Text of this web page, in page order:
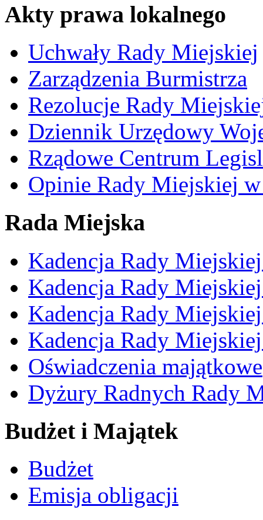
Akty prawa lokalnego
Uchwały Rady Miejskiej
Zarządzenia Burmistrza
Rezolucje Rady
Dziennik Urzędowy
Rządowe Centrum
Opinie Rady Miejskiej w
Rada Miejska
Kadencja Rady
Kadencja Rady
Kadencja Rady
Kadencja Rady
Oświadczenia majątkowe
Dyżury Radnych Rady
Budżet i Majątek
Budżet
Emisja obligacji